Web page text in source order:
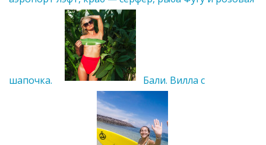
шапочка. Бали. Вилла с